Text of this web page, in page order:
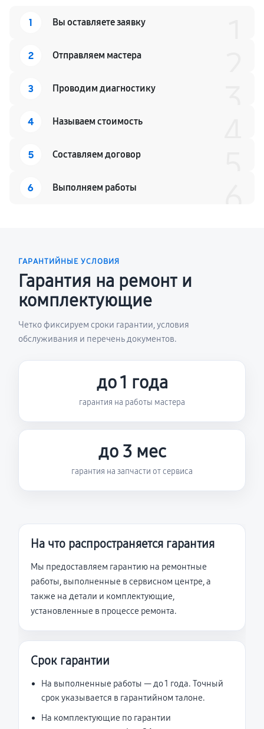
1 Вы оставляете заявку
2 Отправляем мастера
3 Проводим диагностику
4 Называем стоимость
5 Составляем договор
6 Выполняем работы
ГАРАНТИЙНЫЕ УСЛОВИЯ
Гарантия на ремонт и
комплектующие
Четко фиксируем сроки гарантии, условия
обслуживания и перечень документов.
до 1 года
гарантия на работы мастера
до 3 мес
гарантия на запчасти от сервиса
На что распространяется гарантия
Мы предоставляем гарантию на ремонтные
работы, выполненные в сервисном центре, а
также на детали и комплектующие,
установленные в процессе ремонта.
Срок гарантии
На выполненные работы — до 1 года. Точный
срок указывается в гарантийном талоне.
На комплектующие по гарантии